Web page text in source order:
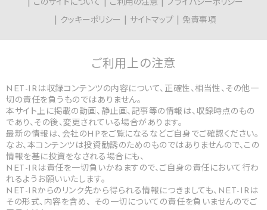
このサイトについて
ご利用の注意
プライバシーポリシー
クッキーポリシー
サイトマップ 免責事項
ご利用上の注意
NET-IRは収録コンテンツの内容について、正確性、相当性、その他一
切の責任を負うものではありません。
本サイト上に掲載の動画、静止画、記事等の情報は、収録時点のもの
であり、その後、変更されている場合があります。
最新の情報は、会社のHPをご覧になるなどご自身でご確認ください。
なお、本コンテンツは投資勧誘のためのものではありませんので、この
情報を基に投資をなされる場合にも、
NET-IRは責任を一切負いかねますので、ご自身の責任において行わ
れるようお願いいたします。
NET-IRからのリンク先から得られる情報につきましても、NET-IRは
その形式、内容を含め、 その一切についての責任を負いませんのでご